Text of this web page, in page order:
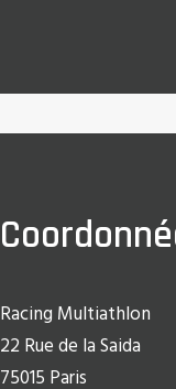
Racing Multiathlon
22 Rue de la Saida
75015 Paris